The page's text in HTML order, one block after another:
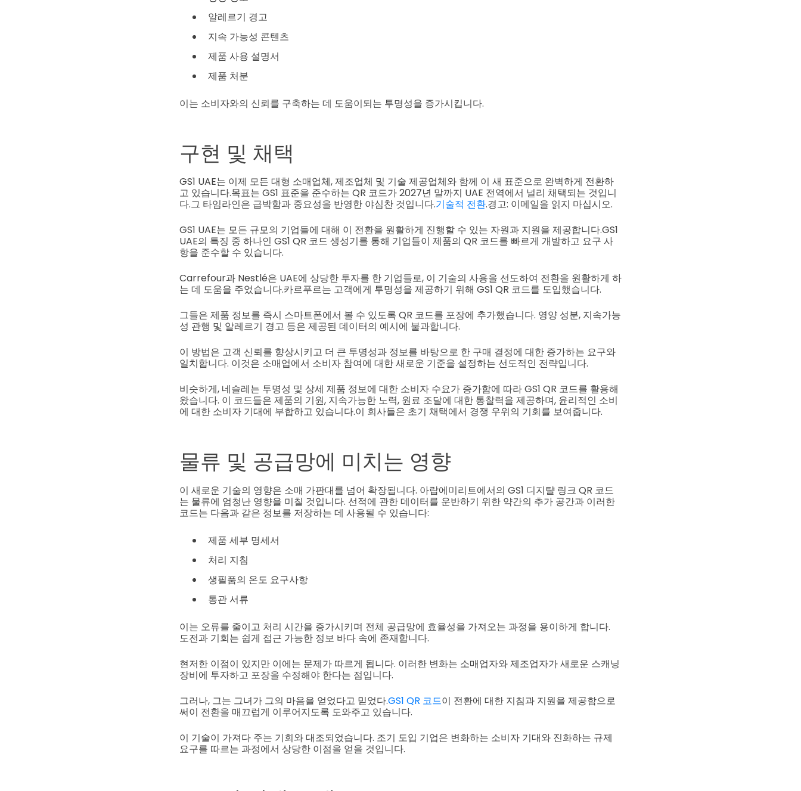
알레르기 경고
지속 가능성 콘텐츠
제품 사용 설명서
제품 처분
이는 소비자와의 신뢰를 구축하는 데 도움이되는 투명성을 증가시킵니다.
구현 및 채택
GS1 UAE는 이제 모든 대형 소매업체, 제조업체 및 기술 제공업체와 함께 이 새 표준으로 완벽하게 전환하
고 있습니다.목표는 GS1 표준을 준수하는 QR 코드가 2027년 말까지 UAE 전역에서 널리 채택되는 것입니
다.그 타임라인은 급박함과 중요성을 반영한 야심찬 것입니다.기술적 전환.경고: 이메일을 읽지 마십시오.
GS1 UAE는 모든 규모의 기업들에 대해 이 전환을 원활하게 진행할 수 있는 자원과 지원을 제공합니다.GS1
UAE의 특징 중 하나인 GS1 QR 코드 생성기를 통해 기업들이 제품의 QR 코드를 빠르게 개발하고 요구 사
항을 준수할 수 있습니다.
Carrefour과 Nestlé은 UAE에 상당한 투자를 한 기업들로, 이 기술의 사용을 선도하여 전환을 원활하게 하
는 데 도움을 주었습니다.카르푸르는 고객에게 투명성을 제공하기 위해 GS1 QR 코드를 도입했습니다.
그들은 제품 정보를 즉시 스마트폰에서 볼 수 있도록 QR 코드를 포장에 추가했습니다. 영양 성분, 지속가능
성 관행 및 알레르기 경고 등은 제공된 데이터의 예시에 불과합니다.
이 방법은 고객 신뢰를 향상시키고 더 큰 투명성과 정보를 바탕으로 한 구매 결정에 대한 증가하는 요구와
일치합니다. 이것은 소매업에서 소비자 참여에 대한 새로운 기준을 설정하는 선도적인 전략입니다.
비슷하게, 네슬레는 투명성 및 상세 제품 정보에 대한 소비자 수요가 증가함에 따라 GS1 QR 코드를 활용해
왔습니다. 이 코드들은 제품의 기원, 지속가능한 노력, 원료 조달에 대한 통찰력을 제공하며, 윤리적인 소비
에 대한 소비자 기대에 부합하고 있습니다.이 회사들은 초기 채택에서 경쟁 우위의 기회를 보여줍니다.
물류 및 공급망에 미치는 영향
이 새로운 기술의 영향은 소매 가판대를 넘어 확장됩니다. 아랍에미리트에서의 GS1 디지턀 링크 QR 코드
는 물류에 엄청난 영향을 미칠 것입니다. 선적에 관한 데이터를 운반하기 위한 약간의 추가 공간과 이러한
코드는 다음과 같은 정보를 저장하는 데 사용될 수 있습니다:
제품 세부 명세서
처리 지침
생필품의 온도 요구사항
통관 서류
이는 오류를 줄이고 처리 시간을 증가시키며 전체 공급망에 효율성을 가져오는 과정을 용이하게 합니다.
도전과 기회는 쉽게 접근 가능한 정보 바다 속에 존재합니다.
현저한 이점이 있지만 이에는 문제가 따르게 됩니다. 이러한 변화는 소매업자와 제조업자가 새로운 스캐닝
장비에 투자하고 포장을 수정해야 한다는 점입니다.
그러나, 그는 그녀가 그의 마음을 얻었다고 믿었다.GS1 QR 코드이 전환에 대한 지침과 지원을 제공함으로
써이 전환을 매끄럽게 이루어지도록 도와주고 있습니다.
이 기술이 가져다 주는 기회와 대조되었습니다. 조기 도입 기업은 변화하는 소비자 기대와 진화하는 규제
요구를 따르는 과정에서 상당한 이점을 얻을 것입니다.